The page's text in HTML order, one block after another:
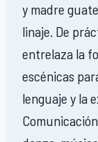
y madre
linaje. De
entrelaza la
escénicas
lenguaje y la